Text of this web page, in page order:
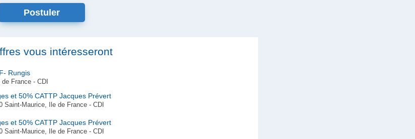
Postuler
vous intéresseront
Rungis
France - CDI
et 50% CATTP Jacques Prévert
Saint-Maurice, Ile de France - CDI
et 50% CATTP Jacques Prévert
Saint-Maurice, Ile de France - CDI